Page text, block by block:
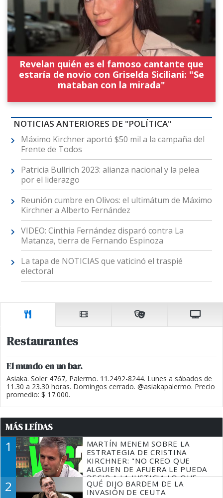
Revelan quién es el famoso cantante que
estaría de novio con Griselda Siciliani: "Se
mataban con la mirada"
NOTICIAS ANTERIORES DE "POLÍTICA"
Máximo Kirchner aportó $50 mil a la campaña del
Frente de Todos
Patricia Bullrich 2023: alianza nacional y la pelea
por el liderazgo
Reunión cumbre en Olivos: el ultimátum de Máximo
Kirchner a Alberto Fernández
VIDEO: Cinthia Fernández disparó contra La
Matanza, tierra de Fernando Espinoza
La tapa de NOTICIAS que vaticinó el traspié
electoral
Restaurantes
El mundo en un bar.
Asiaka. Soler 4767, Palermo. 11.2492-8244. Lunes a sábados de
11.30 a 23.30 horas. Domingos cerrado. @asiakapalermo. Precio
promedio: $ 17.000.
MÁS LEÍDAS
1
MARTÍN MENEM SOBRE LA
ESTRATEGIA DE CRISTINA
KIRCHNER: "NO CREO QUE
ALGUIEN DE AFUERA LE PUEDA
DECIR A LA JUSTICIA LO QUE
TIENE QUE HACER"
2
QUÉ DIJO BARDEM DE LA
INVASIÓN DE CEUTA